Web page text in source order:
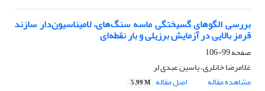
بررسی الگوهای گسیختگی ماسه سنگ‌های، لا‌میناسیون‌دار سازند
قرمز بالایی در آزمایش برزیلی و بار نقطه‌ای
صفحه99-106
غلامرضا خانلری، یاسین عبدی لر
مشاهده مقاله
اصل مقاله 5.99 M